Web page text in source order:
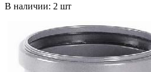
В наличии: 2 шт